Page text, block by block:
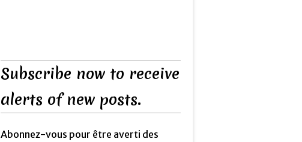
Subscribe now to receive
alerts of new posts.
Abonnez-vous pour être averti des